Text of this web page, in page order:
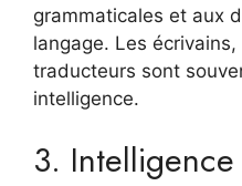
grammaticales et aux
langage. Les
traducteurs sont
intelligence.
3.